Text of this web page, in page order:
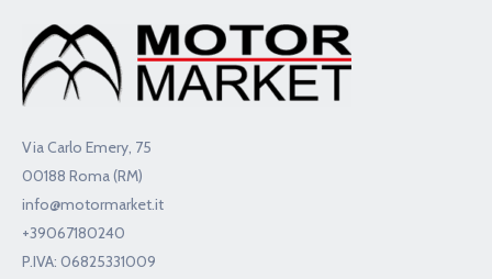
Via Carlo Emery, 75
00188 Roma (RM)
info@motormarket.it
+39067180240
P.IVA: 06825331009